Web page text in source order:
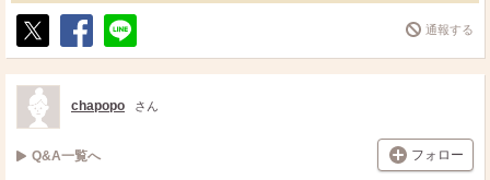
ポ
ス
ト
シ
ェ
送
る
通報する
chapopo さん
Q&A一覧へ フォロー